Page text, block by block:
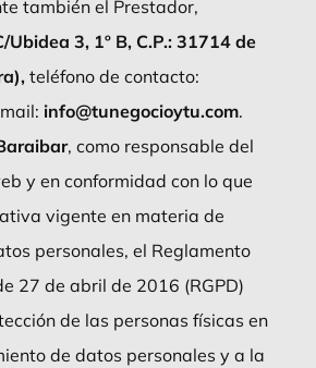
también el Prestador,
Ubidea 3, 1º B, C.P.: 31714 de
teléfono de contacto:
info@tunegocioytu.com.
, como responsable del
y en conformidad con lo que
vigente en materia de
personales, el Reglamento
27 de abril de 2016 (RGPD)
de las personas físicas en
de datos personales y a la